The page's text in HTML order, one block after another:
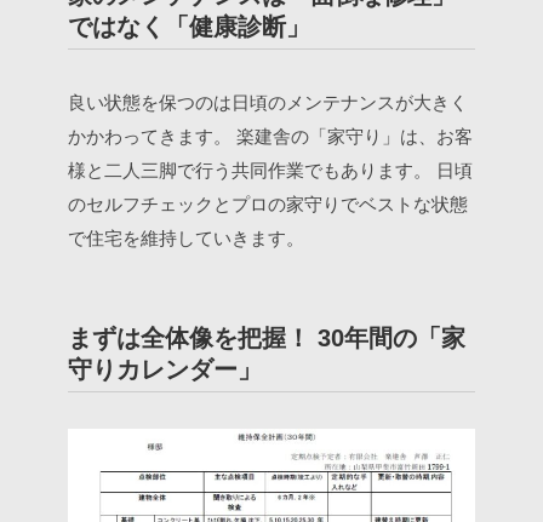
ではなく「健康診断」
良い状態を保つのは日頃のメンテナンスが大きく
かかわってきます。
楽建舎の「家守り」は、お客
様と二人三脚で行う共同作業でもあります。
日頃
のセルフチェックとプロの家守りでベストな状態
で住宅を維持していきます。
まずは全体像を把握！ 30年間の「家
守りカレンダー」